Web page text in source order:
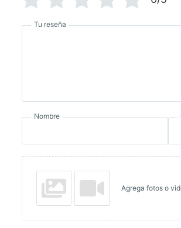
Tu reseña
Nombre
Agrega fotos o